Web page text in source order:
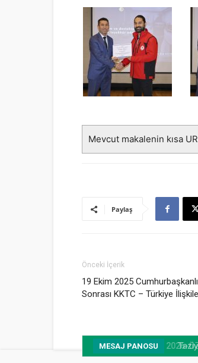
Mevcut makalenin kısa
Paylaş
Önceki İçerik
19 Ekim 2025
Sonrası KKTC – Türkiye
MESAJ PANOSU